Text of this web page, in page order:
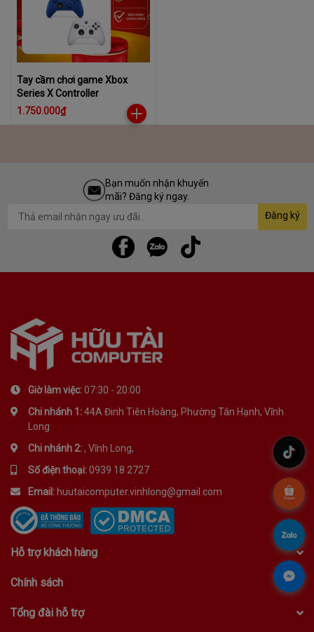
Tay cầm chơi game Xbox
Series X Controller
1.750.000₫
Bạn muốn nhận khuyến
mãi? Đăng ký ngay.
Đăng ký
Giờ làm việc:07:30 - 20:00
Chi nhánh 1:44A Đinh Tiên Hoàng, Phường Tân Hạnh, Vĩnh
Long
Chi nhánh 2:, Vĩnh Long,
Số điện thoại:0939 18 2727
Email: huutaicomputer.vinhlong@gmail.com
Hỗ trợ khách hàng
Chính sách
Tổng đài hỗ trợ
.
.
.
.